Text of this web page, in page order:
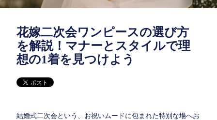
花嫁二次会ワンピースの選び方
を解説！マナーとスタイルで理
想の1着を見つけよう
結婚式二次会という、お祝いムードに包まれた特別な場へお